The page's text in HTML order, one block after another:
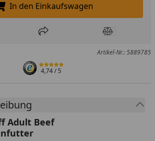
In den Einkaufswagen legen
In den Einkaufswagen
zur Wunschliste hinzufügen
Teilen Produkt
Artikel-Nr.: 5889785
4,74/ 5
Adult Beef